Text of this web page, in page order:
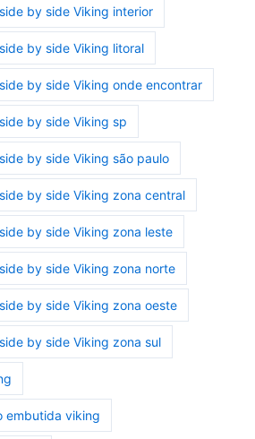
by side Viking interior
by side Viking litoral
by side Viking onde encontrar
by side Viking sp
by side Viking são paulo
by side Viking zona central
by side Viking zona leste
by side Viking zona norte
by side Viking zona oeste
by side Viking zona sul
embutida viking